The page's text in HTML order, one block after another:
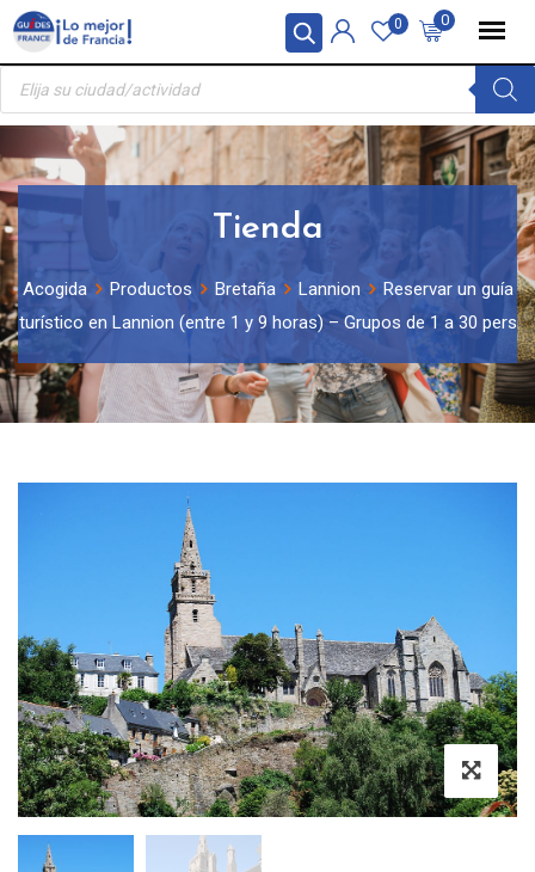
Panel de gestión de cookies
Skip
content
0
0
Búsqueda
productos
Tienda
Acogida Productos Bretaña Lannion
Reservar un guía
turístico en Lannion (entre 1 y 9 horas) – Grupos de 1 a 30 pers